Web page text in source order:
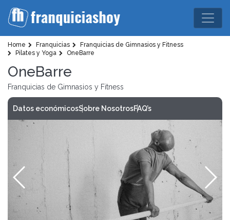
Home Franquicias
Franquicias de Gimnasios y Fitness
Pilates y Yoga
OneBarre
OneBarre
Franquicias de Gimnasios y Fitness
Datos económicosSobre NosotrosFAQ’s